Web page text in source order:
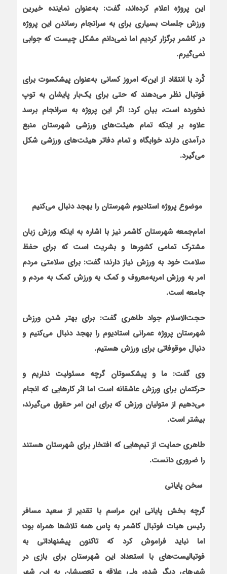
اين پروژه اعلام کردهاند، گفت: بهعنوان نماينده خيرين
ورزش جلسات بسياري براي به سرانجام رساندن اين پروژه
در کاشمر برگزار کرديم اما نميدانم مشکل چيست که جوابي
نميگيرم.
کُرد با انتقاد از اينکه امروز کساني بهعنوان پيشکسوت براي
فوتبال نظر ميدهند که حتي براي يکبار پاي‏شان به توپ
نخورده است، بيان کرد: اگر اين پروژه به سرانجام برسد
علاوه بر اينکه تمام هيئتهاي ورزشي شهرستان منبع
درآمدي دارند خوابگاه و تمام دفاتر هيئتهاي ورزشي شکل
ميگيرد.
موضوع پروژه استاديوم شهرستان را به‏جد دنبال ميکنيم
امامجمعه شهرستان کاشمر نيز با اشاره به اين‏که ورزش زبان
مشترک تمامي کشورها و بشريت است که براي حفظ
سلامت خود به ورزش نياز دارند؛ گفت: براي سلامتي مردم
امر به ورزش امربهمعروف و کمک به ورزش کمک به مردم و
جامعه است.
حجتالاسلام جواد طاهري گفت: براي بهتر شدن ورزش
شهرستان پروژه عمراني استاديوم را به‏جد دنبال ميکنيم و
دنبال موقوفاتي براي ورزش هستيم.
وي گفت: ما و پيشکسوتان گرچه مسئوليت نداريم و
حرکت‏مان براي ورزش عاشقانه است اما اثر کارهايي که انجام
ميدهيم از متوليان ورزش که براي اين امر حقوق ميگيرند،
بيشتر است.
طاهري حمايت از تيمهايي که افتخار براي شهرستان هستند
را ضروري دانست.
سخن پاياني
گرچه بخش پاياني اين مراسم با تقدير از سعيد مسافر
رئيس هيات فوتبال کاشمر به پاس همه تلاشها همراه بود؛
اما نبايد فراموش کرد که تاکنون پيشنهاداتي به
فوتباليستهاي با استعداد اين شهرستان براي بازي در